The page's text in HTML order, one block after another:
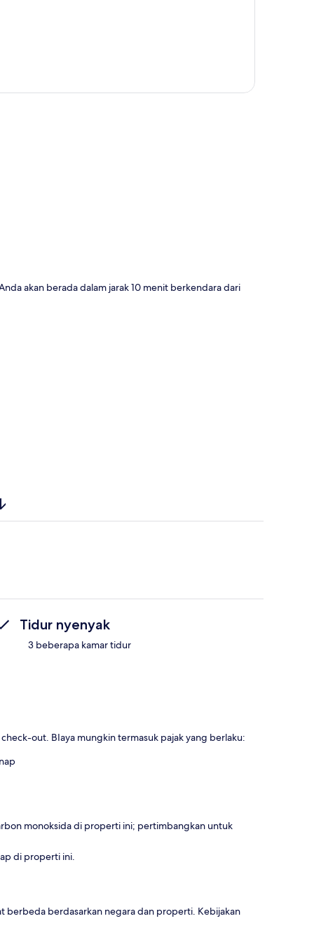
akan berada dalam jarak 10 menit berkendara dari
Tidur nyenyak
3 beberapa kamar tidur
out. BIaya mungkin termasuk pajak yang berlaku:
monoksida di properti ini; pertimbangkan untuk
di properti ini.
berbeda berdasarkan negara dan properti. Kebijakan